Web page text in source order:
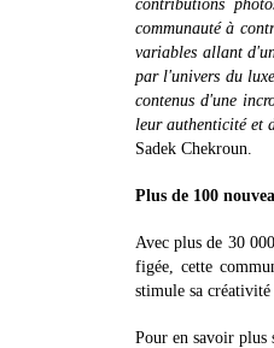
contributions
communauté à
variables allant
par l'univers du
contenus d'une
leur authenticité et
Sadek Chekroun.
Plus de 100
Avec plus de 30
figée, cette
stimule sa créativité
Pour en savoir plus